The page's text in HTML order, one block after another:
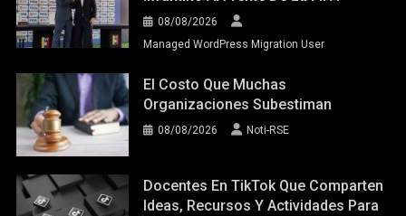
08/08/2026
Managed WordPress Migration User
El Costo Que Muchas
Organizaciones Subestiman
08/08/2026 Noti-RSE
Docentes En TikTok Que Comparten
Ideas, Recursos Y Actividades Para